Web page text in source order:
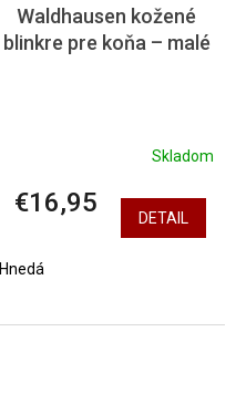
Waldhausen kožené
blinkre pre koňa – malé
Skladom
€16,95 DETAIL
Hnedá